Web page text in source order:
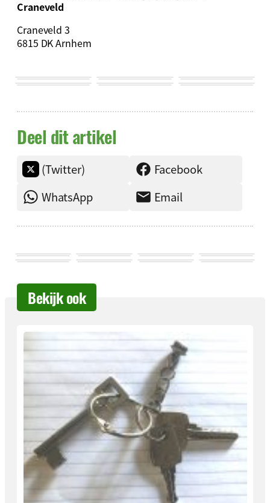
Craneveld
Craneveld 3
6815 DK Arnhem
Deel dit artikel
(Twitter)
Facebook
WhatsApp
Email
Bekijk ook